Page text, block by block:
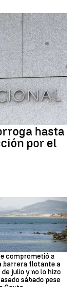
hasta
por el
comprometió a
barrera flotante a
julio y no lo hizo
sábado pese